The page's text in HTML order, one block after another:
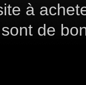
à
de